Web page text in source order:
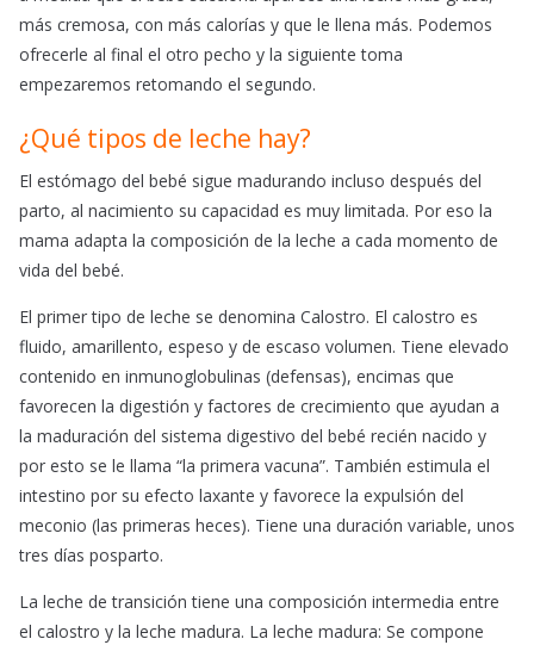
más cremosa, con más calorías y que le llena más. Podemos
ofrecerle al final el otro pecho y la siguiente toma
empezaremos retomando el segundo.
¿Qué tipos de leche hay?
El estómago del bebé sigue madurando incluso después del
parto, al nacimiento su capacidad es muy limitada. Por eso la
mama adapta la composición de la leche a cada momento de
vida del bebé.
El primer tipo de leche se denomina Calostro. El calostro es
fluido, amarillento, espeso y de escaso volumen. Tiene elevado
contenido en inmunoglobulinas (defensas), encimas que
favorecen la digestión y factores de crecimiento que ayudan a
la maduración del sistema digestivo del bebé recién nacido y
por esto se le llama “la primera vacuna”. También estimula el
intestino por su efecto laxante y favorece la expulsión del
meconio (las primeras heces). Tiene una duración variable, unos
tres días posparto.
La leche de transición tiene una composición intermedia entre
el calostro y la leche madura. La leche madura: Se compone